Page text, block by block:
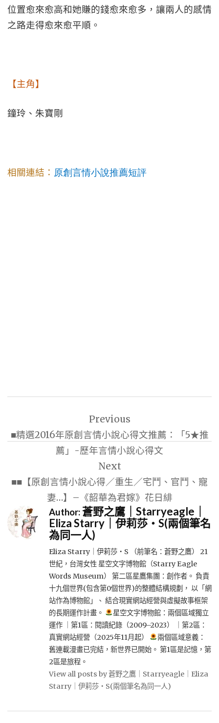
位置愈來愈高和她賺的錢愈來愈多，讓兩人的感情
之路走得愈來愈平順。
【主角】
鐘玲、朱寶剛
相關連結： 原創言情小說推薦短評
導
Previous
■精選2016年原創言情小說心得文推薦：「5★推
薦」-歷年言情小說心得文
Next
■■【原創言情小說心得／重生／宅鬥、官鬥、寵
妻…】–《韶華為君嫁》花日緋
Author:蒼野之鷹｜Starryeagle｜
Eliza Starry｜伊莉莎・S(兩個筆名
為同一人)
Eliza Starry｜伊莉莎・S （前筆名：蒼野之鷹） 21
世紀，台灣女性 星空文字博物館（Starry Eagle
Words Museum） 第二區星鷹集團：創作者。 負責
十九個世界(包含第0個世界)的整體結構規劃， 以「網
站作為博物館」、 結合現實網站經營與虛擬故事框架
的長期運作計畫。
星空文字博物館：兩個區域獨立
運作 ｜第1區：閱讀紀錄（2009–2023） ｜第2區：
真實網站經營（2025年11月起）
兩個區域意義：
舊連載漫畫已完結，新世界已開始。 第1區是記憶，第
2區是旅程。
View all posts by 蒼野之鷹｜Starryeagle｜Eliza
Starry｜伊莉莎・S(兩個筆名為同一人)